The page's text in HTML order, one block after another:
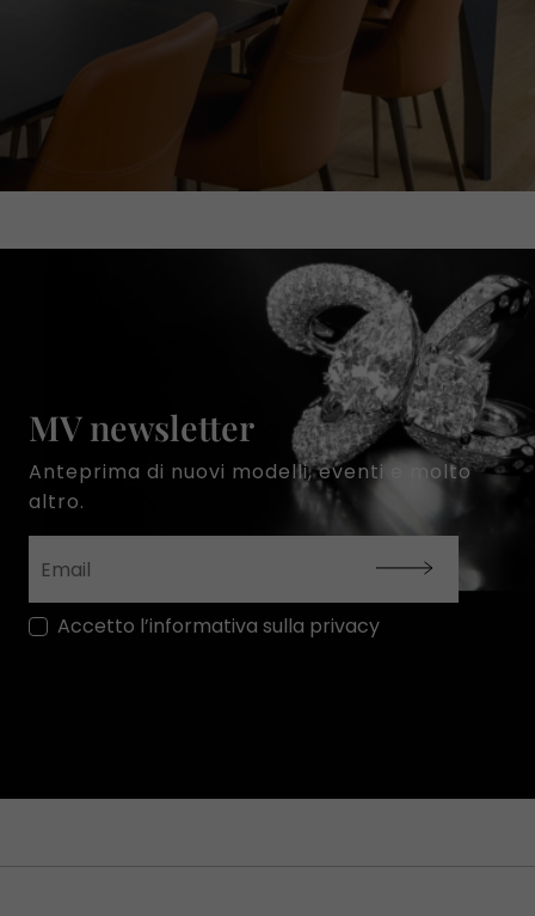
MV newsletter
Anteprima di nuovi modelli, eventi e molto
altro.
Accetto l’informativa sulla privacy